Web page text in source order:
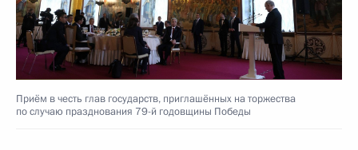
Приём в честь глав государств, приглашённых на торжества
по случаю празднования 79-й годовщины Победы